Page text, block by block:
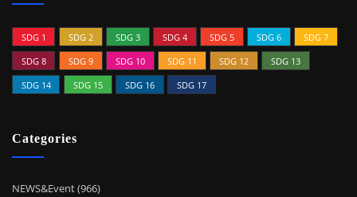
SDG 1 SDG 2 SDG 3 SDG 4 SDG 5 SDG 6
SDG 7
SDG 8
SDG 9 SDG 10 SDG 11 SDG 12
SDG 13
SDG 14
SDG 15 SDG 16 SDG 17
Categories
NEWS&Event (966)